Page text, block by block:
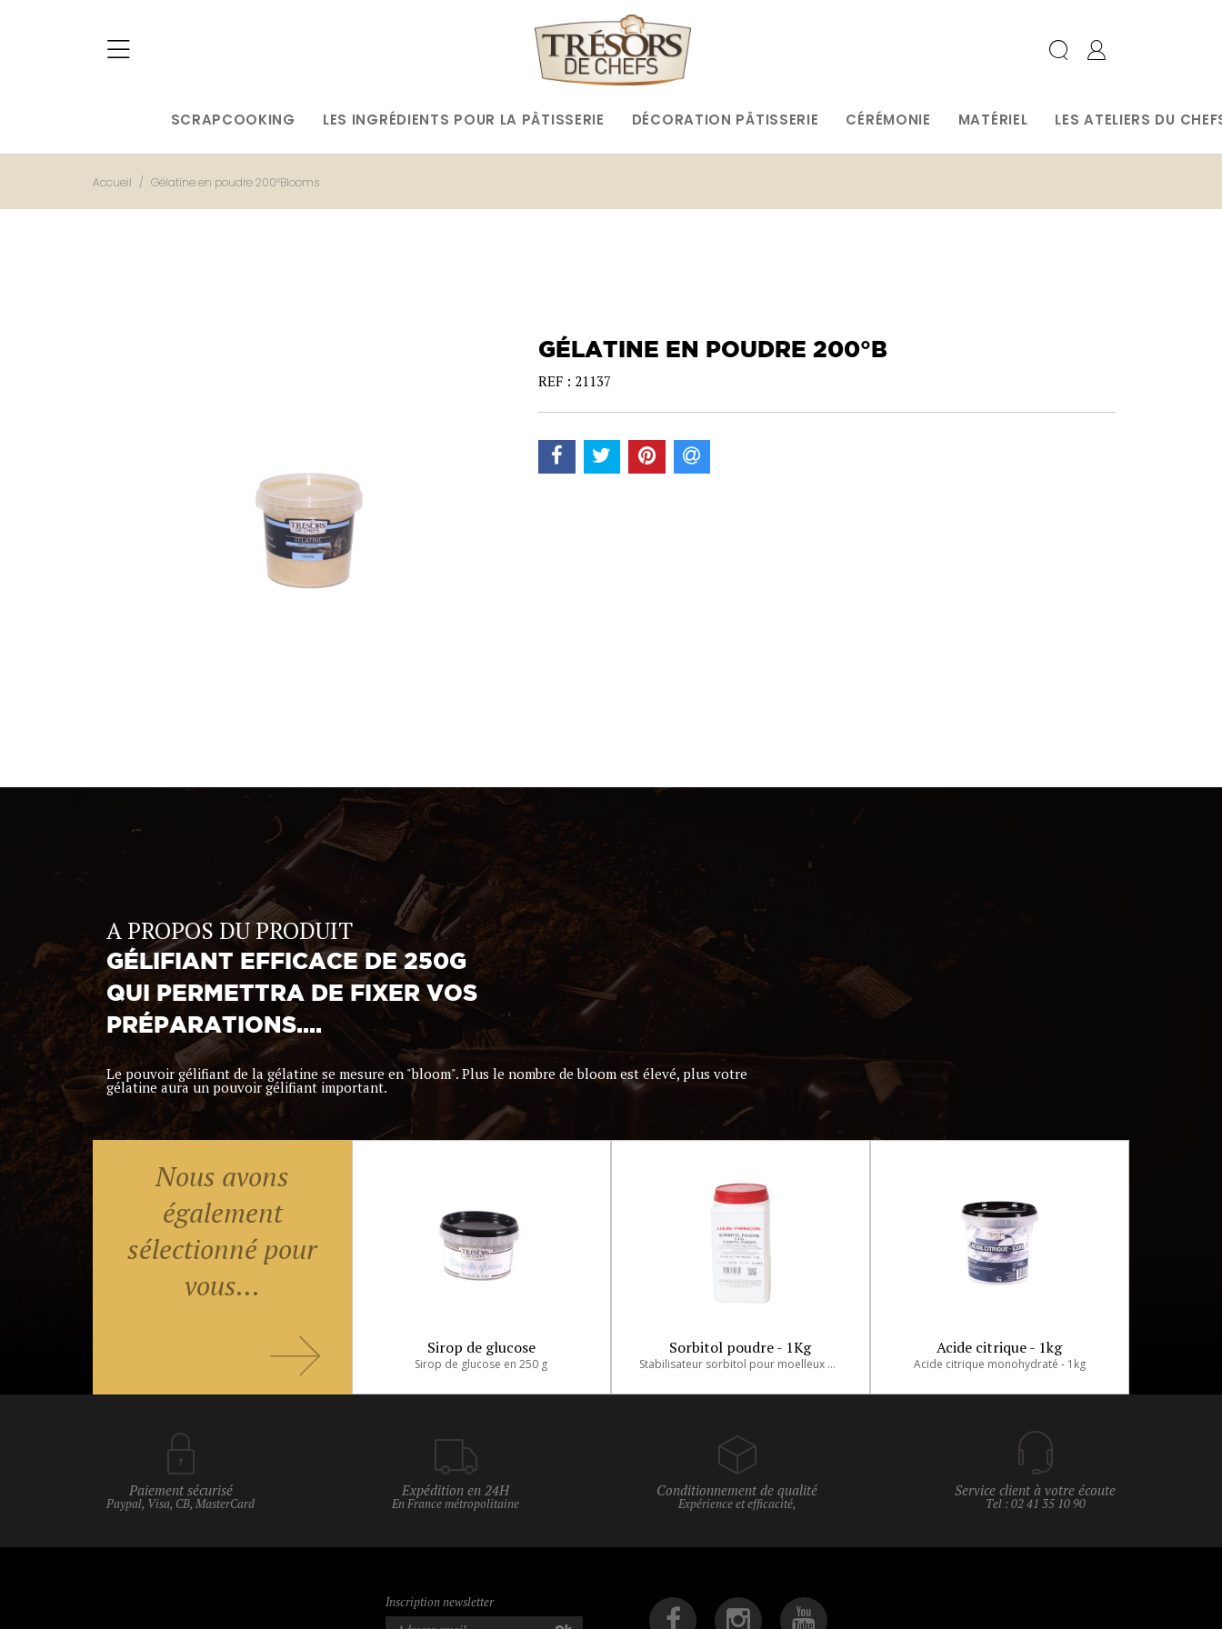
SCRAPCOOKING LES INGRÉDIENTS POUR LA PÂTISSERIE DÉCORATION PÂTISSERIE CÉRÉMONIE MATÉRIEL LES ATELIERS DU
Accueil Gélatine en poudre 200°Blooms
GÉLATINE EN POUDRE 200°B
REF : 21137
A PROPOS DU PRODUIT
GÉLIFIANT EFFICACE DE 250G
QUI PERMETTRA DE FIXER VOS
PRÉPARATIONS....
Le pouvoir gélifiant de la gélatine se mesure en "bloom". Plus le nombre de bloom est élevé, plus votre
gélatine aura un pouvoir gélifiant important.
Nous avons
également
sélectionné pour
vous...
Sirop de glucose
Sirop de glucose en 250 g
Sorbitol poudre - 1Kg
Stabilisateur sorbitol pour moelleux et anti-cristallisation - 1kg
Acide citrique - 1kg
Acide citrique monohydraté - 1kg
Paiement sécurisé
Paypal, Visa, CB, MasterCard
Expédition en 24H
En France métropolitaine
Conditionnement de qualité
Expérience et efficacité,
Service client à votre écoute
Tel : 02 41 35 10 90
Inscription newsletter